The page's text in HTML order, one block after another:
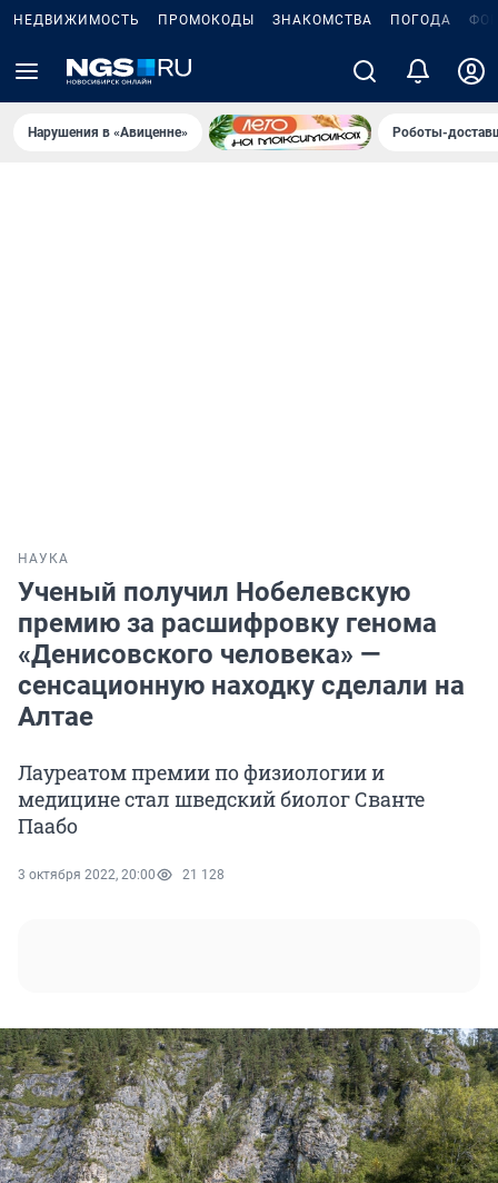
НЕДВИЖИМОСТЬ ПРОМОКОДЫ ЗНАКОМСТВА ПОГОДА
Нарушения в «Авиценне» Роботы-
НАУКА
Ученый получил Нобелевскую
премию за расшифровку генома
«Денисовского человека» —
сенсационную находку сделали на
Алтае
Лауреатом премии по физиологии и
медицине стал шведский биолог Сванте
Паабо
3 октября 2022, 20:00 21 128